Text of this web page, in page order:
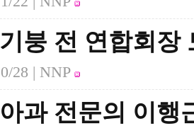
붕 전 연합회장
28 | NNP
과 전문의 이행